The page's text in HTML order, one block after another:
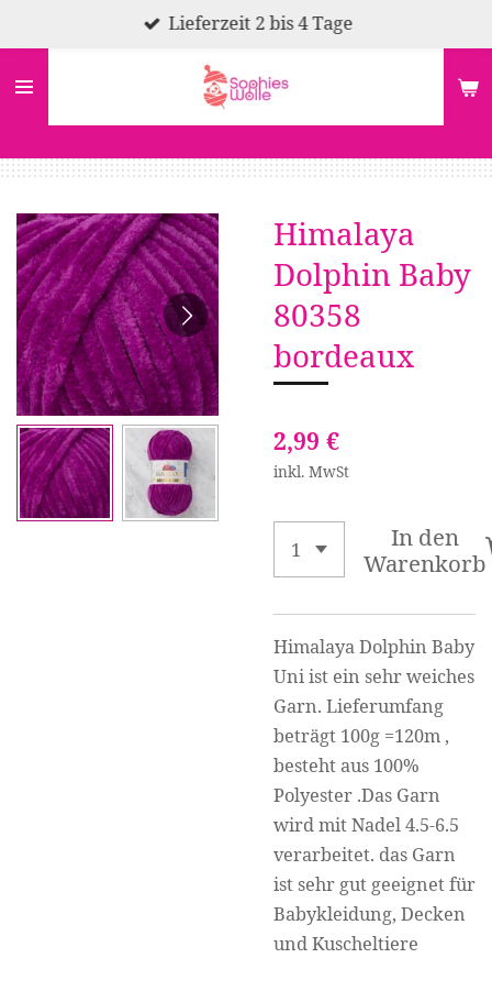
Hauptinhalt
springen
Lieferzeit 2 bis 4 Tage
Himalaya
Dolphin Baby
80358
bordeaux
2,99 €
inkl. MwSt
In den
Warenkorb
Himalaya Dolphin Baby
Uni ist ein sehr weiches
Garn. Lieferumfang
beträgt 100g =120m ,
besteht aus 100%
Polyester .Das Garn
wird mit Nadel 4.5-6.5
verarbeitet. das Garn
ist sehr gut geeignet für
Babykleidung, Decken
und Kuscheltiere